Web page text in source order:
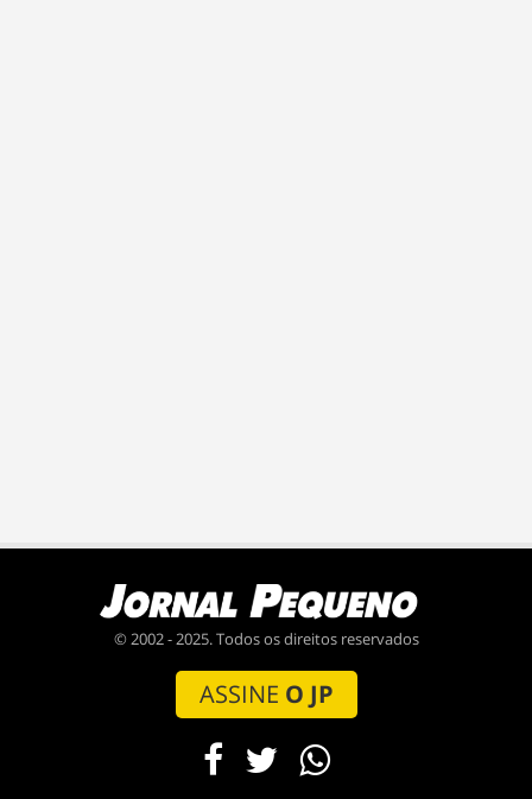
© 2002 - 2025. Todos os direitos reservados
ASSINE O JP